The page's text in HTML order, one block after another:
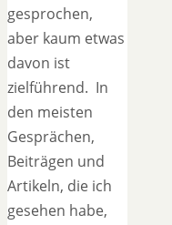
gesprochen,
aber kaum etwas
davon ist
zielführend. In
den meisten
Gesprächen,
Beiträgen und
Artikeln, die ich
gesehen habe,